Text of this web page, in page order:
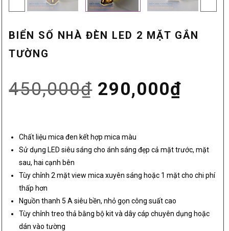
BIỂN SỐ NHÀ ĐÈN LED 2 MẶT GẮN
TƯỜNG
450,000₫ Giá
là:
450,000₫.
290,000₫
tại
Chất liệu mica đen kết hợp mica màu
Sử dụng LED siêu sáng cho ánh sáng đẹp cả mặt trước, mặt
sau, hai cạnh bên
Tùy chỉnh 2 mặt view mica xuyên sáng hoặc 1 mặt cho chi phí
thấp hơn
Nguồn thanh 5 A siêu bền, nhỏ gọn công suất cao
Tùy chỉnh treo thả bằng bộ kit và dây cáp chuyên dụng hoặc
dán vào tường